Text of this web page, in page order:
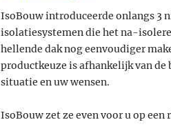
IsoBouw introduceerde onlangs 3
isolatiesystemen die het na-
hellende dak nog eenvoudiger
productkeuze is afhankelijk van de
situatie en uw wensen.
IsoBouw zet ze even voor u op een